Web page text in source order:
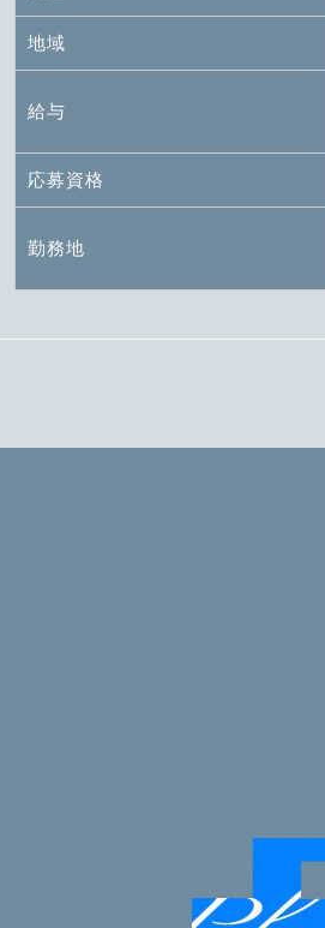
地域
給与
応募資格
勤務地